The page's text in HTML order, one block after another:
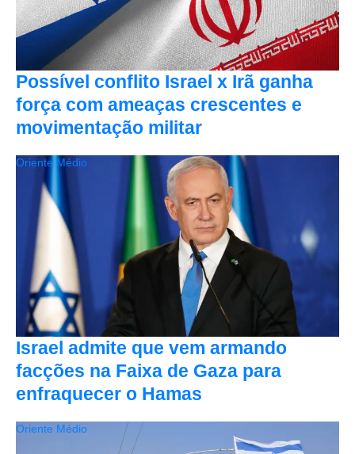
Possível conflito Israel x Irã ganha
força com ameaças crescentes e
movimentação militar
Israel admite que vem armando
facções na Faixa de Gaza para
enfraquecer o Hamas
Oriente Médio
Oriente Médio